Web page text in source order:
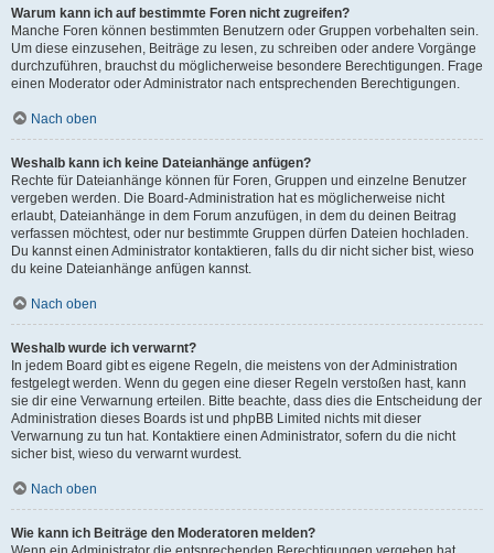
Warum kann ich auf bestimmte Foren nicht zugreifen?
Manche Foren können bestimmten Benutzern oder Gruppen vorbehalten sein.
Um diese einzusehen, Beiträge zu lesen, zu schreiben oder andere Vorgänge
durchzuführen, brauchst du möglicherweise besondere Berechtigungen. Frage
einen Moderator oder Administrator nach entsprechenden Berechtigungen.
Nach oben
Weshalb kann ich keine Dateianhänge anfügen?
Rechte für Dateianhänge können für Foren, Gruppen und einzelne Benutzer
vergeben werden. Die Board-Administration hat es möglicherweise nicht
erlaubt, Dateianhänge in dem Forum anzufügen, in dem du deinen Beitrag
verfassen möchtest, oder nur bestimmte Gruppen dürfen Dateien hochladen.
Du kannst einen Administrator kontaktieren, falls du dir nicht sicher bist, wieso
du keine Dateianhänge anfügen kannst.
Nach oben
Weshalb wurde ich verwarnt?
In jedem Board gibt es eigene Regeln, die meistens von der Administration
festgelegt werden. Wenn du gegen eine dieser Regeln verstoßen hast, kann
sie dir eine Verwarnung erteilen. Bitte beachte, dass dies die Entscheidung der
Administration dieses Boards ist und phpBB Limited nichts mit dieser
Verwarnung zu tun hat. Kontaktiere einen Administrator, sofern du die nicht
sicher bist, wieso du verwarnt wurdest.
Nach oben
Wie kann ich Beiträge den Moderatoren melden?